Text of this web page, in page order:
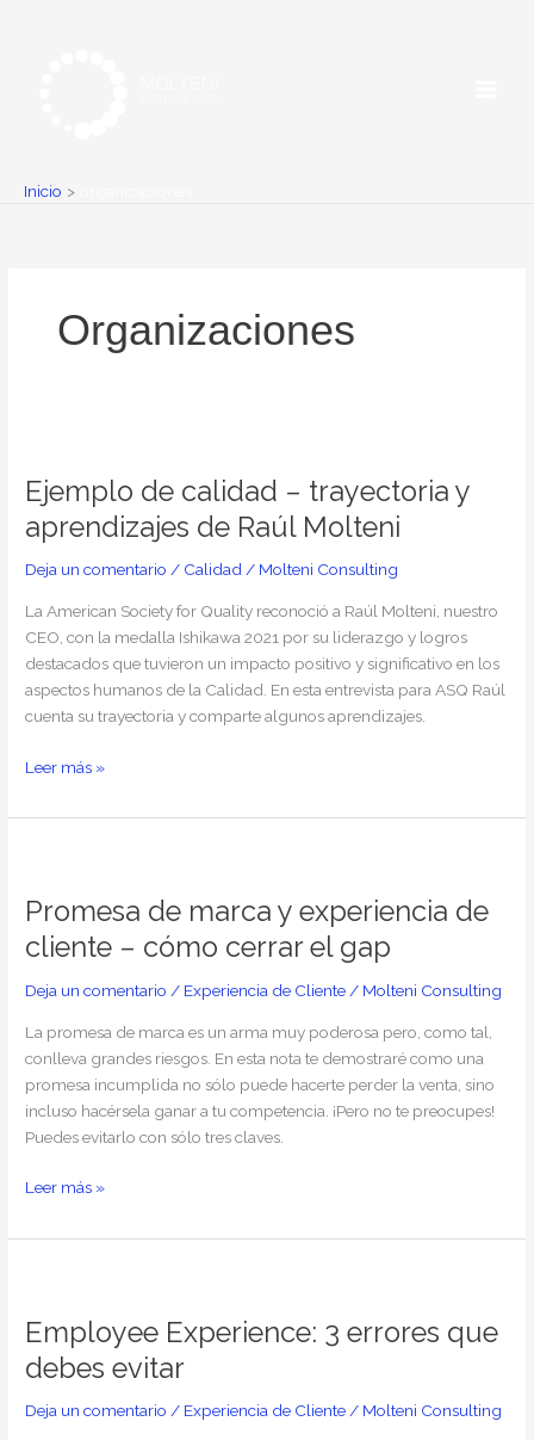
Inicio
Organizaciones
Ejemplo de calidad – trayectoria y
aprendizajes de Raúl Molteni
Deja un comentario / Calidad/ Molteni Consulting
La American Society for Quality reconoció a Raúl Molteni, nuestro
CEO, con la medalla Ishikawa 2021 por su liderazgo y logros
destacados que tuvieron un impacto positivo y significativo en los
aspectos humanos de la Calidad. En esta entrevista para ASQ Raúl
cuenta su trayectoria y comparte algunos aprendizajes.
calidad
trayectoria
y
de
Raúl
Molteni
Leer más »
Promesa de marca y experiencia de
cliente – cómo cerrar el gap
Deja un comentario / Experiencia de Cliente / Molteni Consulting
La promesa de marca es un arma muy poderosa pero, como tal,
conlleva grandes riesgos. En esta nota te demostraré como una
promesa incumplida no sólo puede hacerte perder la venta, sino
incluso hacérsela ganar a tu competencia. ¡Pero no te preocupes!
Puedes evitarlo con sólo tres claves.
marca
experiencia
de
–
cómo
cerrar
el
gap
Leer más »
Employee Experience: 3 errores que
debes evitar
Deja un comentario / Experiencia de Cliente/ Molteni Consulting
3
errores
que
debes